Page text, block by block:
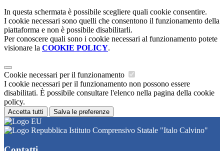
In questa schermata è possibile scegliere quali cookie consentire.
I cookie necessari sono quelli che consentono il funzionamento della
piattaforma e non è possibile disabilitarli.
Per conoscere quali sono i cookie necessari al funzionamento potete
visionare la COOKIE POLICY.
Cookie necessari per il funzionamento
I cookie necessari per il funzionamento non possono essere
disabilitati. È possibile consultare l'elenco nella pagina della cookie
policy.
Accetta tutti Salva le preferenze
Istituto Comprensivo Statale "Italo Calvino"